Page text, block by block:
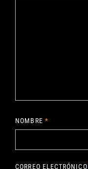
NOMBRE *
CORREO ELECTRÓNICO